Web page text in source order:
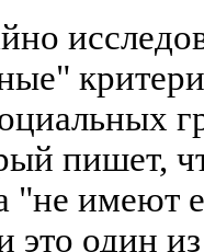
пишет,
"не имеют
это один